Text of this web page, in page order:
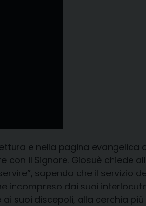
e nella pagina
il Signore. Giosuè chiede
sapendo che il servizio
incompreso dai suoi
suoi discepoli, alla cerchia più